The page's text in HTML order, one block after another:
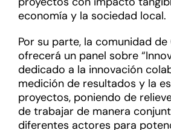
economía y la sociedad local.
Por su parte, la comunidad de
ofrecerá un panel sobre
dedicado a la innovación
medición de resultados y la
proyectos, poniendo de
de trabajar de manera
diferentes actores para